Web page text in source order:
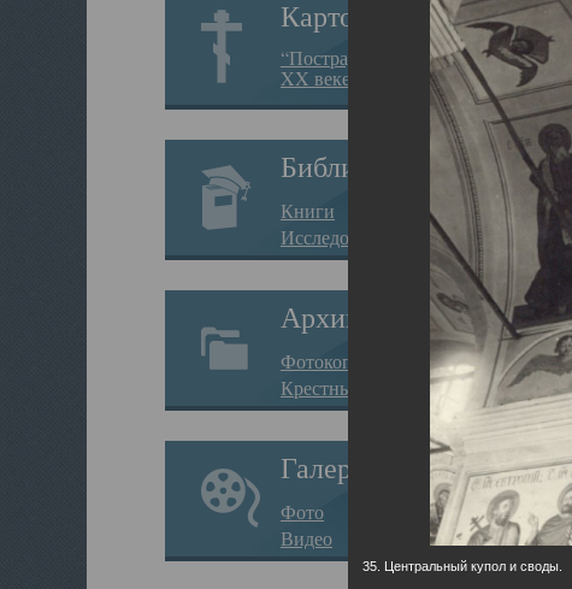
Картотека
“Пострадавшие за веру в
XX веке на Севере”
Библиотека
Книги
Исследования
Архив
Фотокопии дел
Крестные ходы
Галерея
Фото
Видео
35. Центральный купол и своды.